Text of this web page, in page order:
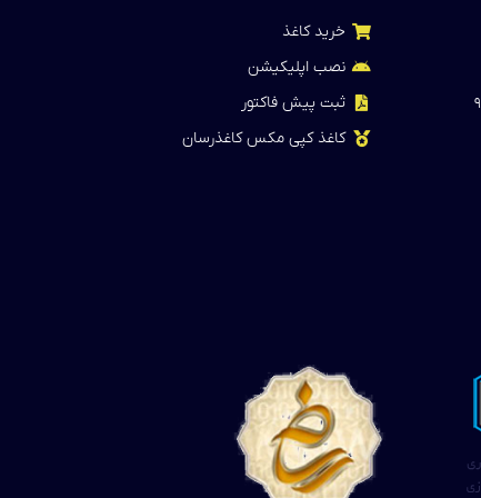
خرید کاغذ
نصب اپلیکیشن
ثبت پیش فاکتور
کاغذ کپی مکس کاغذرسان